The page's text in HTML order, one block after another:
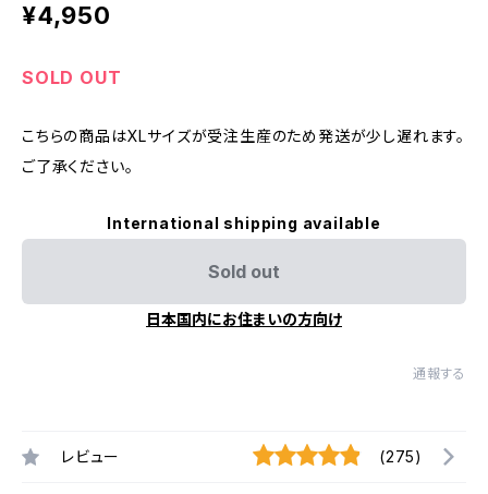
¥4,950
SOLD OUT
こちらの商品はXLサイズが受注生産のため発送が少し遅れます。
ご了承ください。
International shipping available
Sold out
日本国内にお住まいの方向け
通報する
レビュー (275)